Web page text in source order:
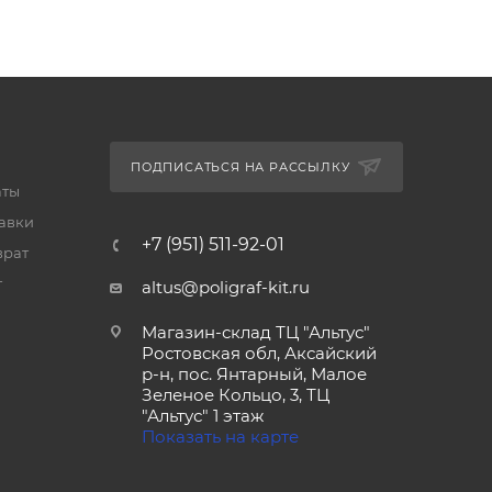
ПОДПИСАТЬСЯ НА РАССЫЛКУ
+7 (951) 511-92-01
altus@poligraf-kit.ru
Магазин-склад ТЦ "Альтус"
Ростовская обл, Аксайский
р-н, пос. Янтарный, Малое
Зеленое Кольцо, 3, ТЦ
"Альтус" 1 этаж
Показать на карте